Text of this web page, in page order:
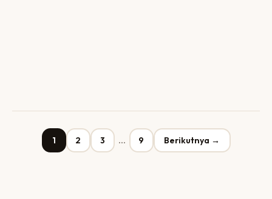
1 2 3 … 9 Berikutnya →